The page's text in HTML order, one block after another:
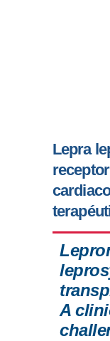
Lepra
A